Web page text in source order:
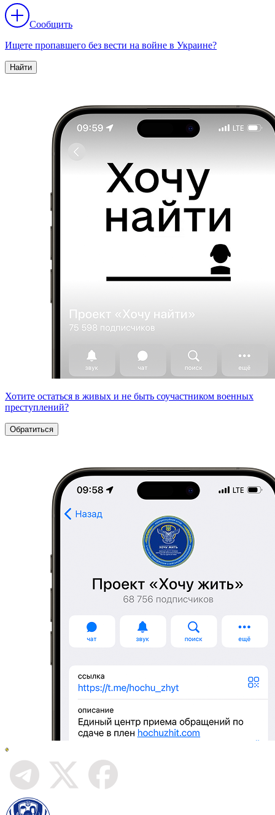
Сообщить
Ищете пропавшего без вести на войне в Украине?
Найти
Хотите остаться в живых и не быть соучастником военных
преступлений?
Обратиться